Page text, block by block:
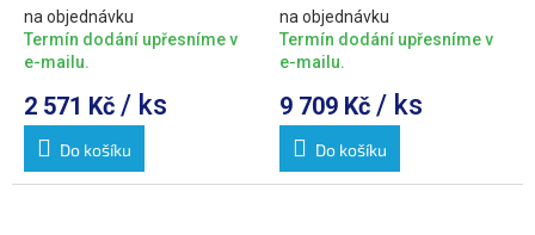
na objednávku
Termín dodání upřesníme v
e-mailu.
2 571 Kč / ks
Do košíku
na objednávku
Termín dodání upřesníme v
e-mailu.
9 709 Kč / ks
Do košíku